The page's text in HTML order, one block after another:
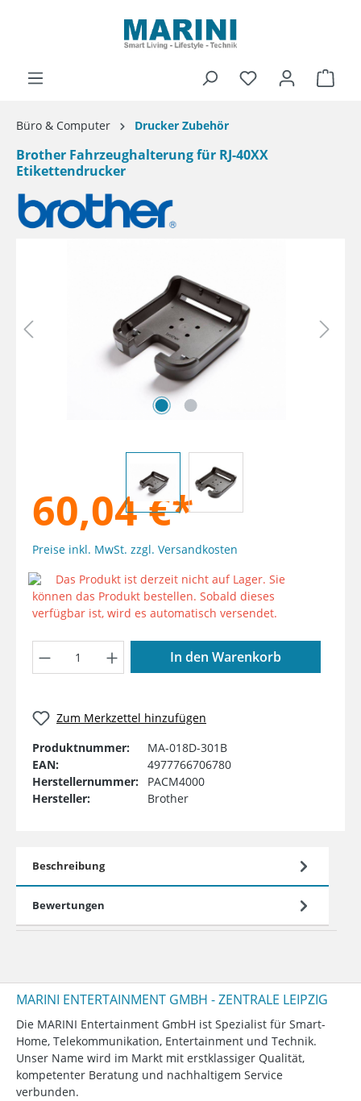
Büro & Computer Drucker Zubehör
Brother Fahrzeughalterung für RJ-40XX
Etikettendrucker
60,04 €*
Preise inkl. MwSt. zzgl. Versandkosten
Das Produkt ist derzeit nicht auf Lager. Sie
können das Produkt bestellen. Sobald dieses
verfügbar ist, wird es automatisch versendet.
Produkt Anzahl: Gib den
In den Warenkorb
Zum Merkzettel hinzufügen
Produktnummer:
MA-018D-301B
EAN:
4977766706780
Herstellernummer:
PACM4000
Hersteller:
Brother
Beschreibung
Bewertungen
MARINI ENTERTAINMENT GMBH - ZENTRALE LEIPZIG
Die MARINI Entertainment GmbH ist Spezialist für Smart-
Home, Telekommunikation, Entertainment und Technik.
Unser Name wird im Markt mit erstklassiger Qualität,
kompetenter Beratung und nachhaltigem Service
verbunden.